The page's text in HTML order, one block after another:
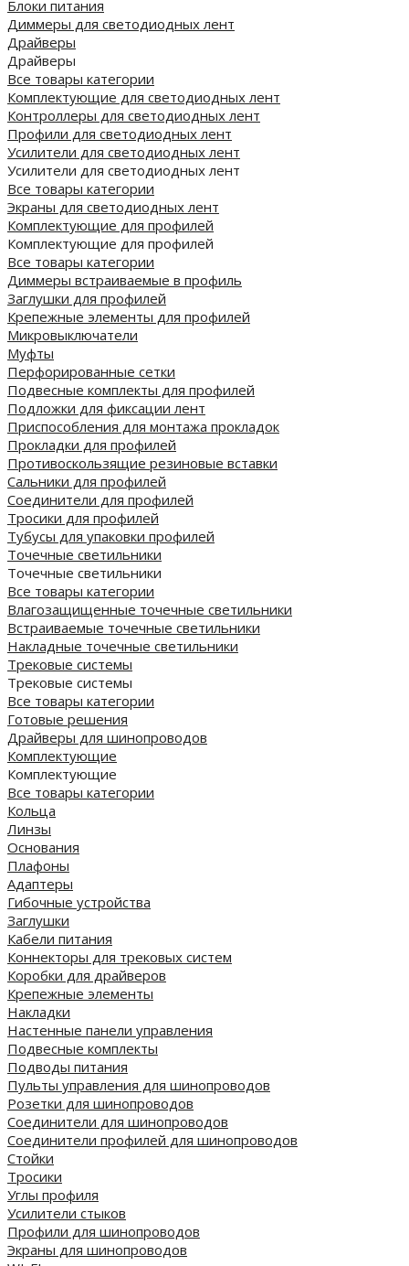
Блоки питания
Диммеры для светодиодных лент
Драйверы
Драйверы
Все товары категории
Комплектующие для светодиодных лент
Контроллеры для светодиодных лент
Профили для светодиодных лент
Усилители для светодиодных лент
Усилители для светодиодных лент
Все товары категории
Экраны для светодиодных лент
Комплектующие для профилей
Комплектующие для профилей
Все товары категории
Диммеры встраиваемые в профиль
Заглушки для профилей
Крепежные элементы для профилей
Микровыключатели
Муфты
Перфорированные сетки
Подвесные комплекты для профилей
Подложки для фиксации лент
Приспособления для монтажа прокладок
Прокладки для профилей
Противоскользящие резиновые вставки
Сальники для профилей
Соединители для профилей
Тросики для профилей
Тубусы для упаковки профилей
Точечные светильники
Точечные светильники
Все товары категории
Влагозащищенные точечные светильники
Встраиваемые точечные светильники
Накладные точечные светильники
Трековые системы
Трековые системы
Все товары категории
Готовые решения
Драйверы для шинопроводов
Комплектующие
Комплектующие
Все товары категории
Кольца
Линзы
Основания
Плафоны
Адаптеры
Гибочные устройства
Заглушки
Кабели питания
Коннекторы для трековых систем
Коробки для драйверов
Крепежные элементы
Накладки
Настенные панели управления
Подвесные комплекты
Подводы питания
Пульты управления для шинопроводов
Розетки для шинопроводов
Соединители для шинопроводов
Соединители профилей для шинопроводов
Стойки
Тросики
Углы профиля
Усилители стыков
Профили для шинопроводов
Экраны для шинопроводов